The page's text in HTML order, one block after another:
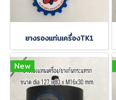
ยางรองแท่นเครื่องTK1
New